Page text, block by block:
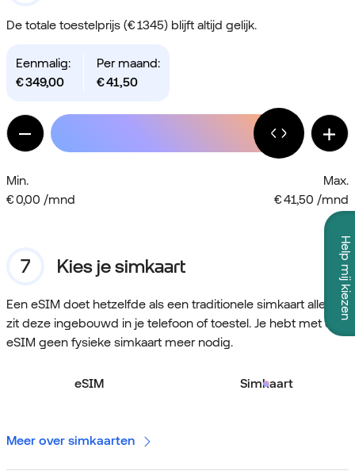
De totale toestelprijs (€ 1345) blijft altijd gelijk.
Eenmalig:
€349,00
Per maand:
€41,50
Min.
€ 0,00 /mnd
Max.
€ 41,50 /mnd
Kies je simkaart
Een eSIM doet hetzelfde als een traditionele simkaart alleen
zit deze ingebouwd in je telefoon of toestel. Je hebt met een
eSIM geen fysieke simkaart meer nodig.
eSIM Simkaart
Meer over simkaarten
Help mij kiezen